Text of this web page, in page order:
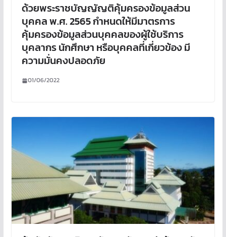
ด้วยพระราชบัญญัญติคุ้มครองข้อมูลส่วน
บุคคล พ.ศ. 2565 กำหนดให้มีมาตรการ
คุ้มครองข้อมูลส่วนบุคคลของผู้ใช้บริการ
บุคลากร นักศึกษา หรือบุคคลที่เกี่ยวข้อง มี
ความมั่นคงปลอดภัย
01/06/2022